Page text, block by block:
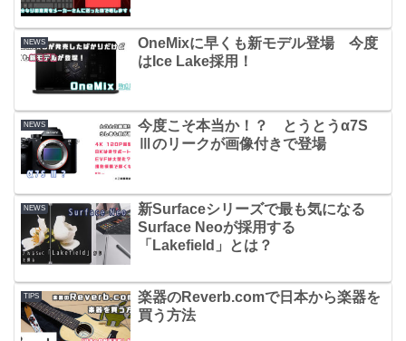
NEWS
OneMixに早くも新モデル登場 今度
はIce Lake採用！
NEWS
今度こそ本当か！？ とうとうα7S
Ⅲのリークが画像付きで登場
NEWS
新Surfaceシリーズで最も気になる
Surface Neoが採用する
「Lakefield」とは？
TIPS
楽器のReverb.comで日本から楽器を
買う方法